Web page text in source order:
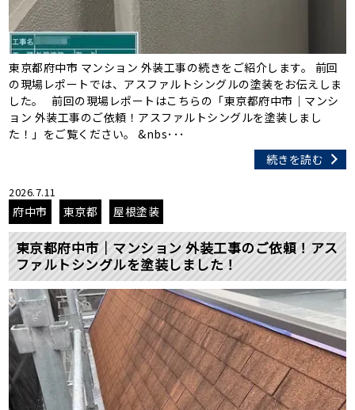
東京都府中市 マンション 外装工事の続きをご紹介します。 前回
の現場レポートでは、アスファルトシングルの塗装をお伝えしま
した。 前回の現場レポートはこちらの「東京都府中市｜マンシ
ョン 外装工事のご依頼！アスファルトシングルを塗装しまし
た！」をご覧ください。 &nbs･･･
続きを読む
2026.7.11
府中市 東京都 屋根塗装
東京都府中市｜マンション 外装工事のご依頼！アス
ファルトシングルを塗装しました！